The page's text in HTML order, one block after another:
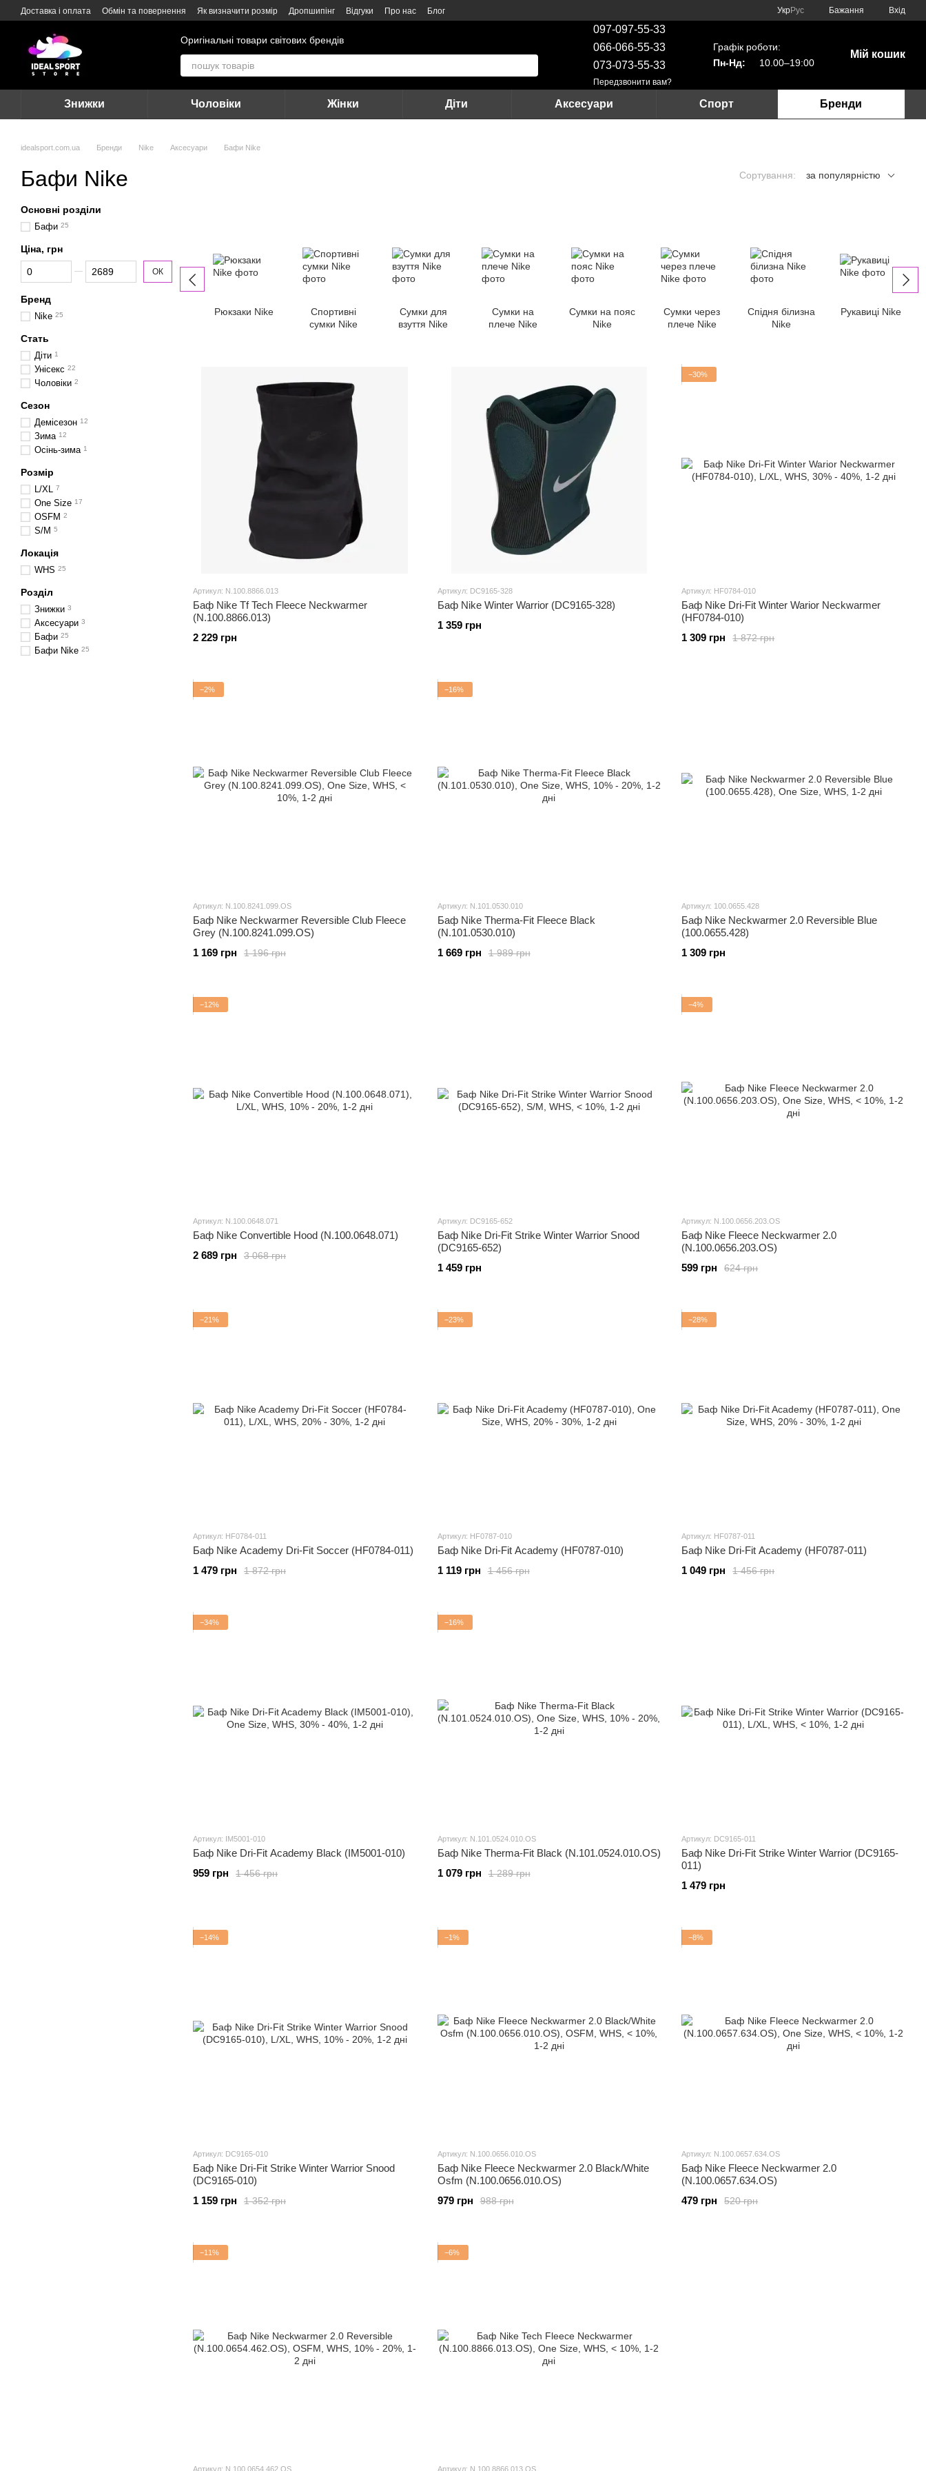
Перейти до основного контенту
Доставка і оплата Обмін та повернення Як визначити розмір Дропшипінг Відгуки Про нас Блог УкрРус Бажання Вхід
Оригінальні товари світових брендів
097-097-55-33
066-066-55-33
073-073-55-33
Передзвонити вам?
Графік роботи:
Пн-Нд:
10.00–19:00
Мій кошик
Знижки Чоловіки Жінки Діти Аксесуари Спорт Бренди
idealsport.com.ua Бренди Nike Аксесуари Бафи Nike
Бафи Nike Сортування: за популярністю
Рюкзаки Nike
Спортивні
сумки Nike
Сумки для
взуття Nike
Сумки на
плече Nike
Сумки на пояс
Nike
Сумки через
плече Nike
Спідня білизна
Nike
Рукавиці Nike
Артикул: N.100.8866.013
Баф Nike Tf Tech Fleece Neckwarmer
(N.100.8866.013)
2 229 грн
Артикул: DC9165-328
Баф Nike Winter Warrior (DC9165-328)
1 359 грн
−30%
Артикул: HF0784-010
Баф Nike Dri-Fit Winter Warior Neckwarmer
(HF0784-010)
1 872 грн
1 309 грн
−2%
Артикул: N.100.8241.099.OS
Баф Nike Neckwarmer Reversible Club Fleece
Grey (N.100.8241.099.OS)
1 196 грн
1 169 грн
−16%
Артикул: N.101.0530.010
Баф Nike Therma-Fit Fleece Black
(N.101.0530.010)
1 989 грн
1 669 грн
Артикул: 100.0655.428
Баф Nike Neckwarmer 2.0 Reversible Blue
(100.0655.428)
1 309 грн
−12%
Артикул: N.100.0648.071
Баф Nike Convertible Hood (N.100.0648.071)
3 068 грн
2 689 грн
Артикул: DC9165-652
Баф Nike Dri-Fit Strike Winter Warrior Snood
(DC9165-652)
1 459 грн
−4%
Артикул: N.100.0656.203.OS
Баф Nike Fleece Neckwarmer 2.0
(N.100.0656.203.OS)
624 грн
599 грн
−21%
Артикул: HF0784-011
Баф Nike Academy Dri-Fit Soccer (HF0784-011)
1 872 грн
1 479 грн
−23%
Артикул: HF0787-010
Баф Nike Dri-Fit Academy (HF0787-010)
1 456 грн
1 119 грн
−28%
Артикул: HF0787-011
Баф Nike Dri-Fit Academy (HF0787-011)
1 456 грн
1 049 грн
−34%
Артикул: IM5001-010
Баф Nike Dri-Fit Academy Black (IM5001-010)
1 456 грн
959 грн
−16%
Артикул: N.101.0524.010.OS
Баф Nike Therma-Fit Black (N.101.0524.010.OS)
1 289 грн
1 079 грн
Артикул: DC9165-011
Баф Nike Dri-Fit Strike Winter Warrior (DC9165-
011)
1 479 грн
−14%
Артикул: DC9165-010
Баф Nike Dri-Fit Strike Winter Warrior Snood
(DC9165-010)
1 352 грн
1 159 грн
−1%
Артикул: N.100.0656.010.OS
Баф Nike Fleece Neckwarmer 2.0 Black/White
Osfm (N.100.0656.010.OS)
988 грн
979 грн
−8%
Артикул: N.100.0657.634.OS
Баф Nike Fleece Neckwarmer 2.0
(N.100.0657.634.OS)
520 грн
479 грн
−11%
Артикул: N.100.0654.462.OS
−6%
Артикул: N.100.8866.013.OS
Основні розділи
Бафи 25
Ціна, грн
Від Ціна, грн
До Ціна, грн ОК
Бренд
Nike 25
Стать
Діти 1
Унісекс 22
Чоловіки 2
Сезон
Демісезон 12
Зима 12
Осінь-зима 1
Розмір
L/XL 7
One Size 17
OSFM 2
S/M 5
Локація
WHS 25
Розділ
Знижки 3
Аксесуари 3
Бафи 25
Бафи Nike 25